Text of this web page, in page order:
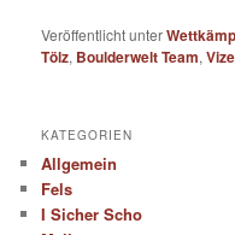
Veröffentlicht unter
Tölz, Boulderwelt Team,
KATEGORIEN
Allgemein
Fels
I Sicher Scho